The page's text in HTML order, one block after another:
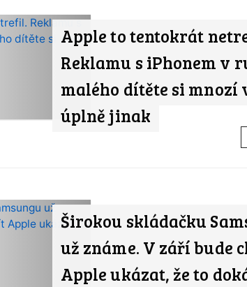
Apple to tentokrát
Reklamu s iPhonem v
malého dítěte si mnozí
úplně jinak
Širokou skládačku
už známe. V září bude
Apple ukázat, že to